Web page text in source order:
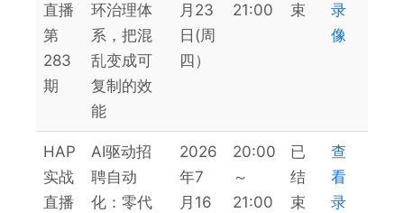
直播
第
283
期
环治理体
系，把混
乱变成可
复制的效
能
月23
日(周
四）
21:00
束
录
像
HAP
实战
直播
AI驱动招
聘自动
化：零代
2026
年7
月16
20:00
～
21:00
已
结
束
查
看
录